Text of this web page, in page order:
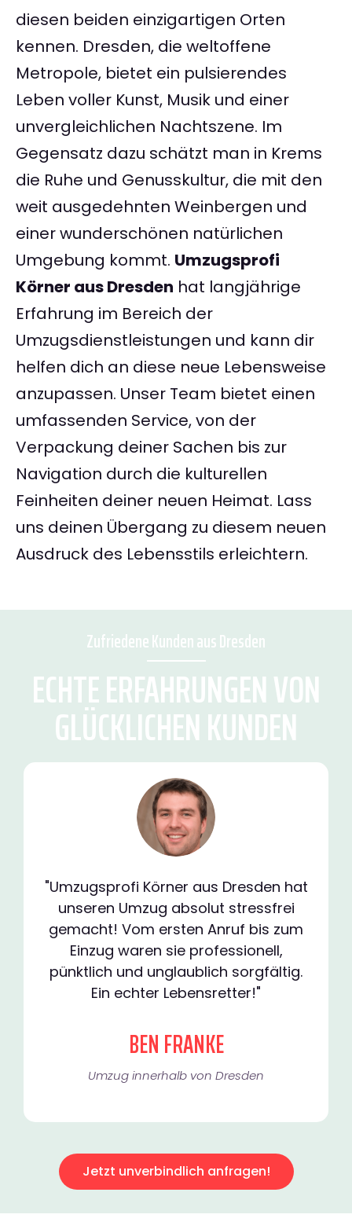
diesen beiden einzigartigen Orten
kennen. Dresden, die weltoffene
Metropole, bietet ein pulsierendes
Leben voller Kunst, Musik und einer
unvergleichlichen Nachtszene. Im
Gegensatz dazu schätzt man in Krems
die Ruhe und Genusskultur, die mit den
weit ausgedehnten Weinbergen und
einer wunderschönen natürlichen
Umgebung kommt. Umzugsprofi
Körner aus Dresden hat langjährige
Erfahrung im Bereich der
Umzugsdienstleistungen und kann dir
helfen dich an diese neue Lebensweise
anzupassen. Unser Team bietet einen
umfassenden Service, von der
Verpackung deiner Sachen bis zur
Navigation durch die kulturellen
Feinheiten deiner neuen Heimat. Lass
uns deinen Übergang zu diesem neuen
Ausdruck des Lebensstils erleichtern.
Zufriedene Kunden aus Dresden
ECHTE ERFAHRUNGEN VON
GLÜCKLICHEN KUNDEN
"Umzugsprofi Körner aus Dresden hat
unseren Umzug absolut stressfrei
gemacht! Vom ersten Anruf bis zum
Einzug waren sie professionell,
pünktlich und unglaublich sorgfältig.
Ein echter Lebensretter!"
BEN FRANKE
Umzug innerhalb von Dresden​
Jetzt unverbindlich anfragen!